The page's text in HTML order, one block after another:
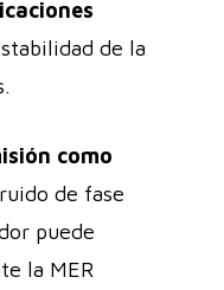
de la
como
de fase
puede
la MER